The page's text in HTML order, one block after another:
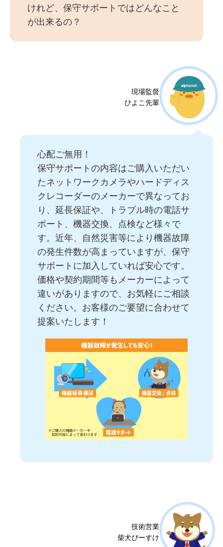
けれど、保守サポートではどんなこと
が出来るの？
現場監督
ひよこ先輩
心配ご無用！
保守サポートの内容はご購入いただい
たネットワークカメラやハードディス
クレコーダーのメーカーで異なってお
り、延長保証や、トラブル時の電話サ
ポート、機器交換、点検など様々で
す。近年、自然災害等により機器故障
の発生件数が高まっていますが、保守
サポートに加入していれば安心です。
価格や契約期間等もメーカーによって
違いがありますので、お気軽にご相談
ください。お客様のご要望に合わせて
提案いたします！
技術営業
柴犬ぴーすけ